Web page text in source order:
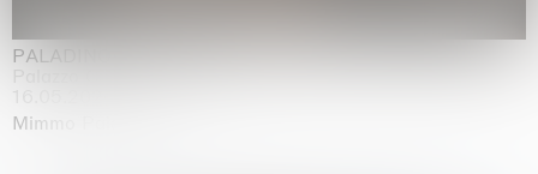
PALADINO
Palazzo Citterio, Milan
Mimmo Paladino